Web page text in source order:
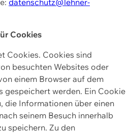
Cookies
Cookies. Cookies sind
besuchten Websites oder
einem Browser auf dem
gespeichert werden. Ein Cookie
die Informationen über einen
seinem Besuch innerhalb
speichern. Zu den